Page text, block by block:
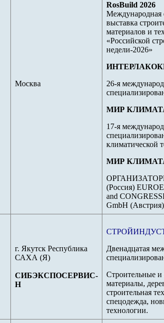
Москва
RosBuild 2026
Международная
выставка
материалов и
«Российской
недели-2026»
26-я
МИР
17-я
климатической
МИР
(Россия)
and
GmbH (Австрия)
г. Якутск Республика
САХА (Я)
СИБЭКСПОСЕРВИС-
Н
Двенадцатая
Строительные и
материалы,
строительная
спецодежда,
технологии.